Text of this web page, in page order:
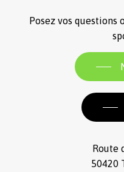
Posez vos questions
Route
50420